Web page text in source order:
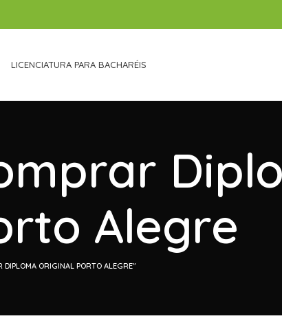
LICENCIATURA PARA BACHARÉIS
Alegre
DIPLOMA ORIGINAL PORTO ALEGRE"